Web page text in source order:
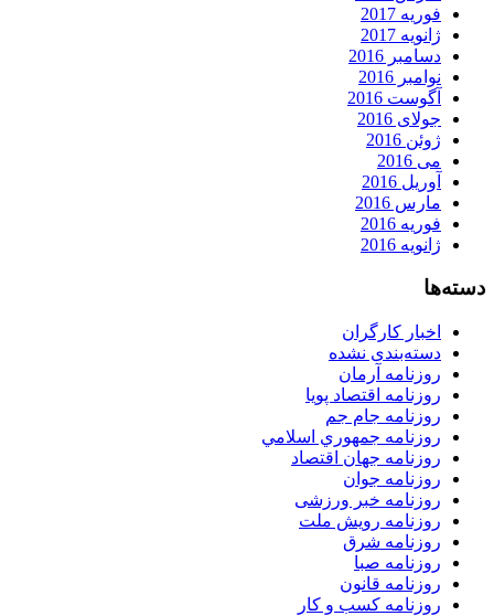
فوریه 2017
ژانویه 2017
دسامبر 2016
نوامبر 2016
آگوست 2016
جولای 2016
ژوئن 2016
می 2016
آوریل 2016
مارس 2016
فوریه 2016
ژانویه 2016
دسته‌ها
اخبار کارگران
دسته‌بندی نشده
روزنامه آرمان
روزنامه اقتصاد پویا
روزنامه جام جم
روزنامه جمهوري اسلامي
روزنامه جهان اقتصاد
روزنامه جوان
روزنامه خبر ورزشى
روزنامه رویش ملت
روزنامه شرق
روزنامه صبا
روزنامه قانون
روزنامه كسب و كار